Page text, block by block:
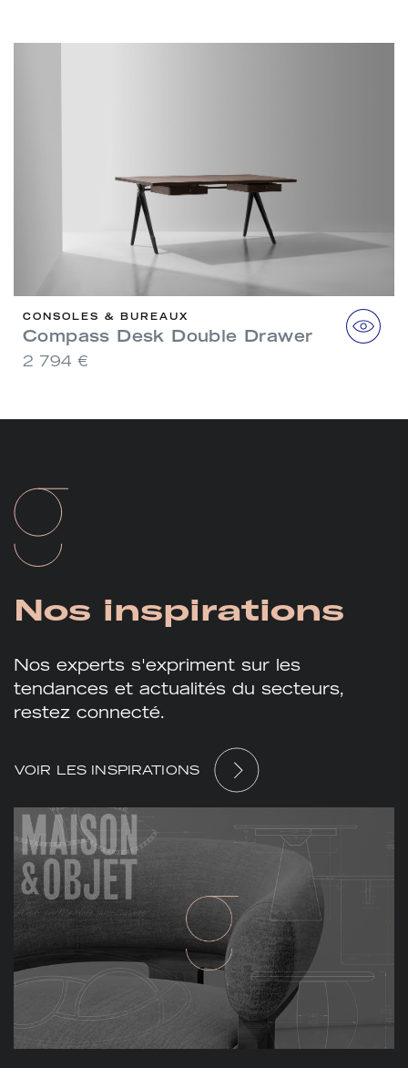
CONSOLES & BUREAUX
Compass Desk Double Drawer
2 794 €
Nos inspirations
Nos experts s'expriment sur les
tendances et actualités du secteurs,
restez connecté.
VOIR LES INSPIRATIONS